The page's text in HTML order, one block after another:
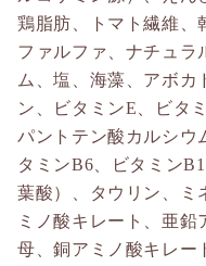
鶏脂肪、トマト繊維、
ファルファ、ナチュラ
ム、塩、海藻、アボカ
ン、ビタミンE、ビタ
パントテン酸カルシウ
タミンB6、ビタミン
葉酸）、タウリン、ミ
ミノ酸キレート、亜
母、銅アミノ酸キレー